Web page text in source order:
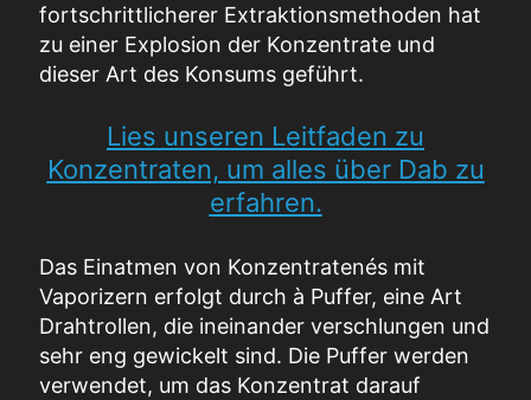
fortschrittlicherer Extraktionsmethoden hat
zu einer Explosion der Konzentrate und
dieser Art des Konsums geführt.
Lies unseren Leitfaden zu
Konzentraten, um alles über Dab zu
erfahren.
Das Einatmen von Konzentratenés mit
Vaporizern erfolgt durch à Puffer, eine Art
Drahtrollen, die ineinander verschlungen und
sehr eng gewickelt sind. Die Puffer werden
verwendet, um das Konzentrat darauf